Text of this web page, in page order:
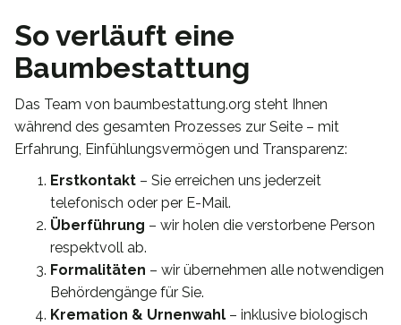
So verläuft eine
Baumbestattung
Das Team von baumbestattung.org steht Ihnen
während des gesamten Prozesses zur Seite – mit
Erfahrung, Einfühlungsvermögen und Transparenz:
Erstkontakt – Sie erreichen uns jederzeit
telefonisch oder per E-Mail.
Überführung – wir holen die verstorbene Person
respektvoll ab.
Formalitäten – wir übernehmen alle notwendigen
Behördengänge für Sie.
Kremation & Urnenwahl – inklusive biologisch